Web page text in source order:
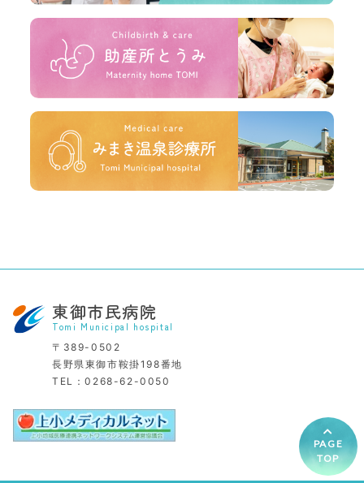
PAGE
TOP
東御市民病院
Tomi Municipal hospital
〒389-0502
長野県東御市鞍掛198番地
TEL：0268-62-0050